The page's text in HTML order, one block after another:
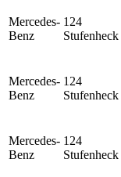
Mercedes-
Benz
124
Stufenheck
Mercedes-
Benz
124
Stufenheck
Mercedes-
Benz
124
Stufenheck